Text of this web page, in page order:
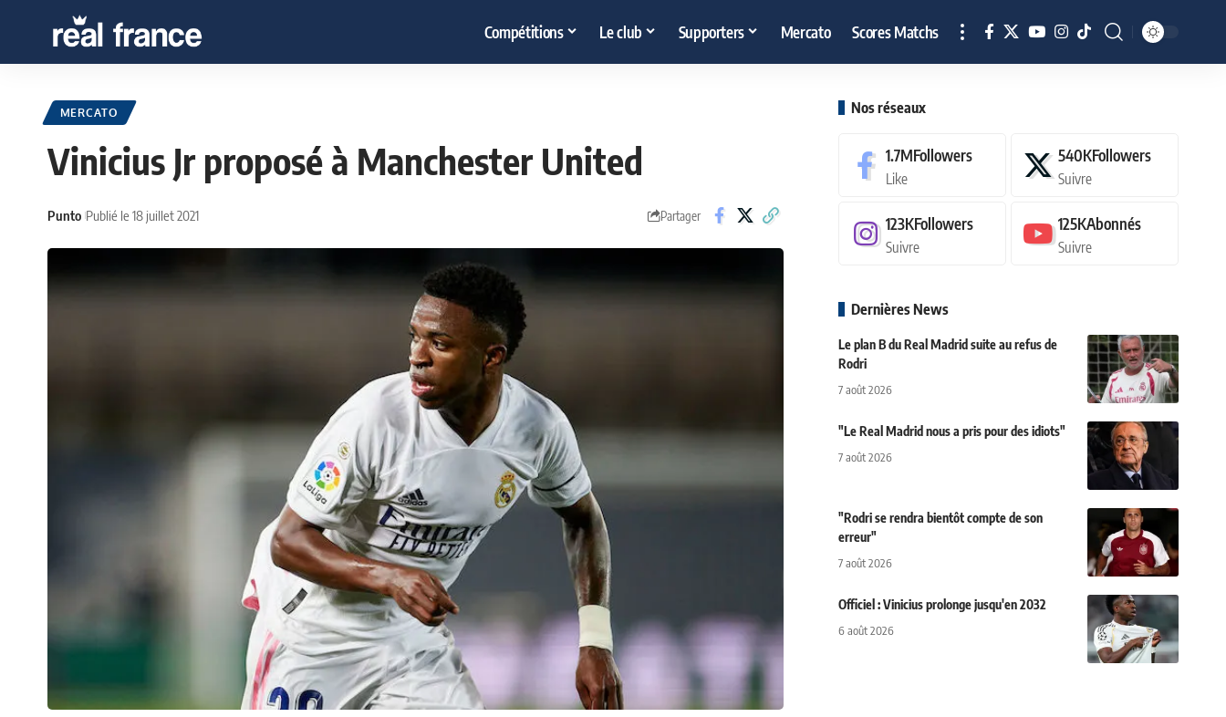
Compétitions Le club Supporters Mercato Scores Matchs
MERCATO
Vinicius Jr proposé à Manchester United
Punto Publié le 18 juillet 2021 Partager
Nos réseaux
1.7MFollowers
Like
540KFollowers
Suivre
123KFollowers
Suivre
125KAbonnés
Suivre
Dernières News
Le plan B du Real Madrid suite au refus de
Rodri
7 août 2026
"Le Real Madrid nous a pris pour des idiots"
7 août 2026
"Rodri se rendra bientôt compte de son
erreur"
7 août 2026
Officiel : Vinicius prolonge jusqu'en 2032
6 août 2026